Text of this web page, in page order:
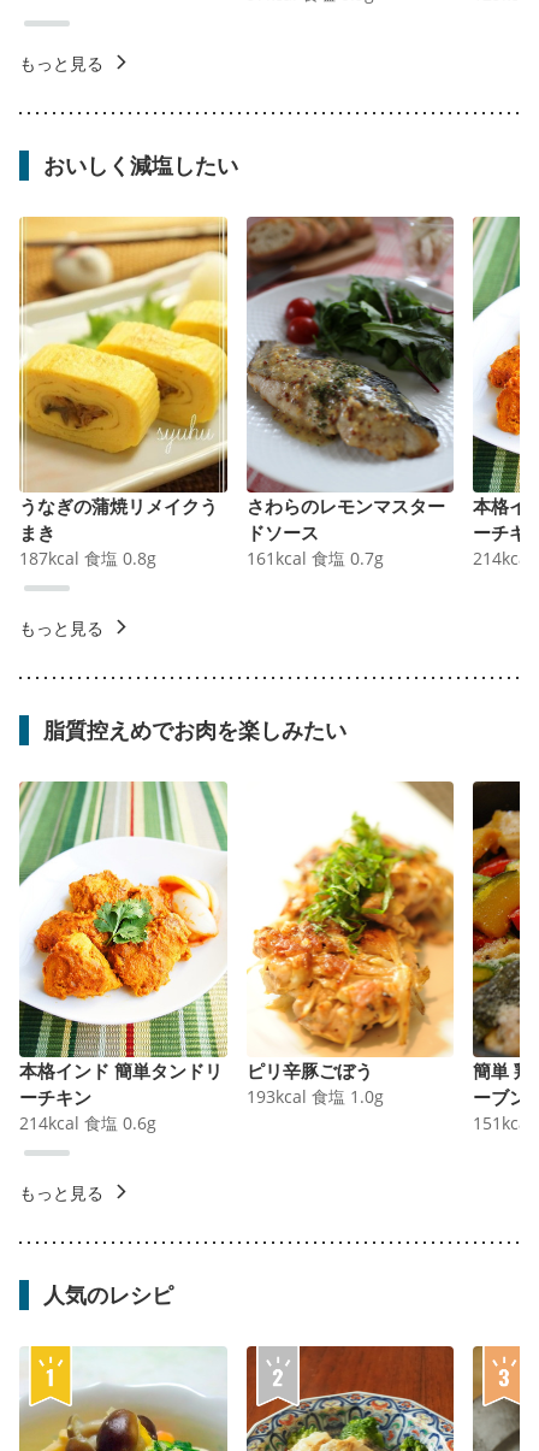
もっと見る
おいしく減塩したい
うなぎの蒲焼リメイクう
まき
187kcal 食塩 0.8g
さわらのレモンマスター
ドソース
161 kcal 食塩 0.7g
本格イ
ーチキ
214kcal
もっと見る
脂質控えめでお肉を楽しみたい
本格インド 簡単タンドリ
ーチキン
214kcal 食塩 0.6g
ピリ辛豚ごぼう
193kcal 食塩 1.0g
簡単 鶏
ーブン
151 kcal
もっと見る
人気のレシピ